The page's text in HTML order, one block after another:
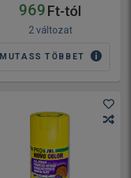
969 Ft-tól
2 változat
MUTASS TÖBBET